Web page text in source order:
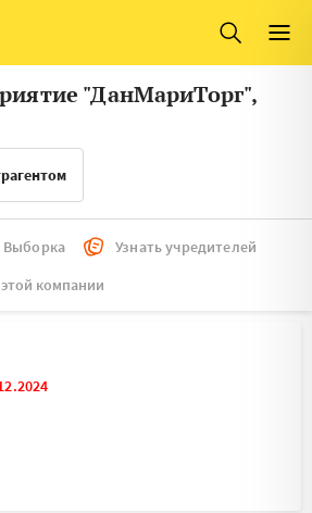
Литва
Финляндия
"ДанМариТорг",
Выборка
Узнать учредителей
компании